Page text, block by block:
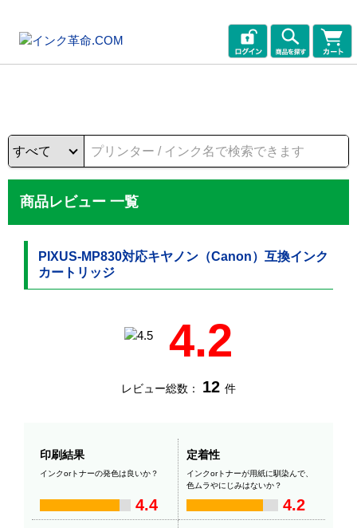
商品レビュー 一覧
PIXUS-MP830対応キヤノン（Canon）互換インク
カートリッジ
4.2
レビュー総数： 12 件
印刷結果
インクorトナーの発色は良いか？
4.4
定着性
インクorトナーが用紙に馴染んで、
色ムラやにじみはないか？
4.2